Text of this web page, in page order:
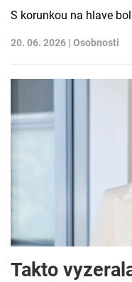
S korunkou na hlave
20. 06. 2026 | Osobnosti
Takto